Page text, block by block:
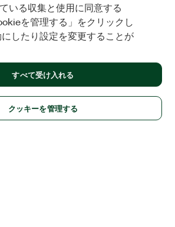
いる収集と使用に同意する
を管理する」をクリックし
したり設定を変更することが
クッキーを管理する
すべて受け入れる